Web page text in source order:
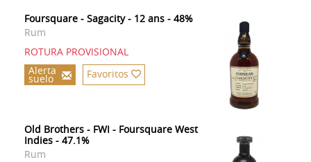
Foursquare - Sagacity - 12 ans - 48%
Rum
ROTURA PROVISIONAL
Alerta
suelo Favoritos
Old Brothers - FWI - Foursquare West
Indies - 47.1%
Rum